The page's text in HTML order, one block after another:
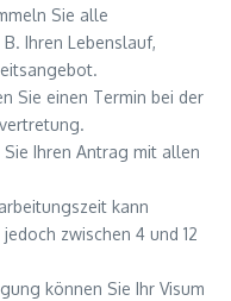
Sie alle
Ihren Lebenslauf,
Sie einen Termin bei der
Sie Ihren Antrag mit allen
kann
zwischen 4 und 12
können Sie Ihr Visum